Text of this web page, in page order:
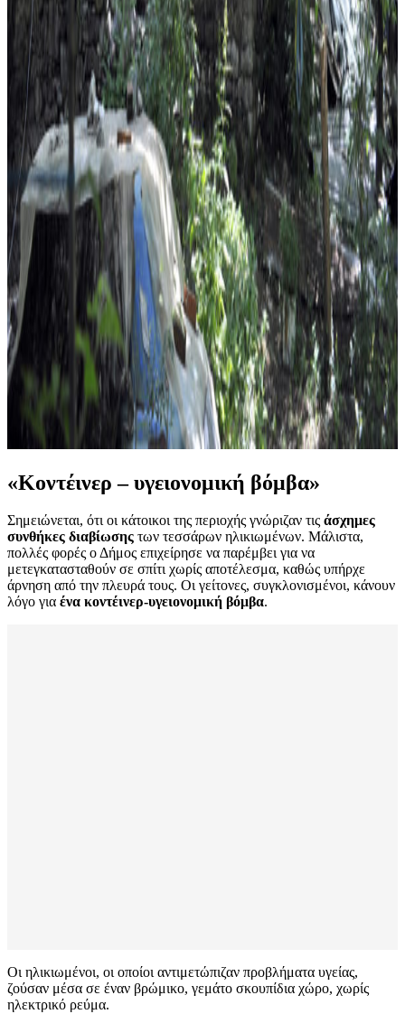
«Κοντέινερ – υγειονομική βόμβα»
Σημειώνεται, ότι οι κάτοικοι της περιοχής γνώριζαν τις άσχημες
συνθήκες διαβίωσης των τεσσάρων ηλικιωμένων. Μάλιστα,
πολλές φορές ο Δήμος επιχείρησε να παρέμβει για να
μετεγκατασταθούν σε σπίτι χωρίς αποτέλεσμα, καθώς υπήρχε
άρνηση από την πλευρά τους. Οι γείτονες, συγκλονισμένοι, κάνουν
λόγο για ένα κοντέινερ-υγειονομική βόμβα.
Οι ηλικιωμένοι, οι οποίοι αντιμετώπιζαν προβλήματα υγείας,
ζούσαν μέσα σε έναν βρώμικο, γεμάτο σκουπίδια χώρο, χωρίς
ηλεκτρικό ρεύμα.